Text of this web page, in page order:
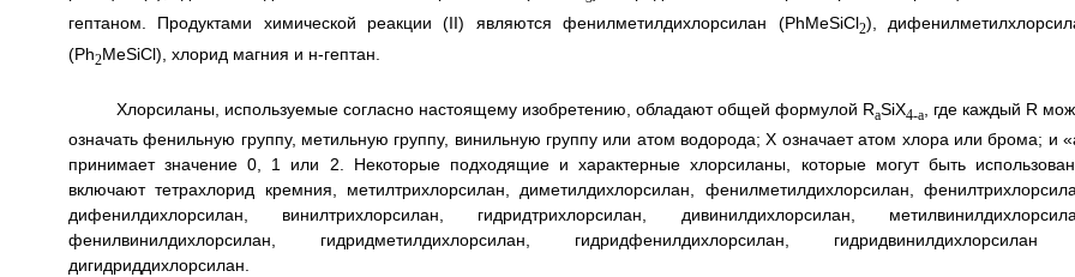
гептаном. Продуктами химической реакции (II) являются фенилметилдихлорсилан (PhMeSiCl2),
(Ph2MeSiCl), хлорид магния и н-гептан.
Хлорсиланы, используемые согласно настоящему изобретению, обладают общей формулой RaSiX4-a, где каждый R
означать фенильную группу, метильную группу, винильную группу или атом водорода; X означает атом хлора или брома; и
принимает значение 0, 1 или 2. Некоторые подходящие и характерные хлорсиланы, которые могут быть
включают тетрахлорид кремния, метилтрихлорсилан, диметилдихлорсилан, фенилметилдихлорсилан,
дифенилдихлорсилан, винилтрихлорсилан, гидридтрихлорсилан, дивинилдихлорсилан,
фенилвинилдихлорсилан, гидридметилдихлорсилан, гидридфенилдихлорсилан,
дигидриддихлорсилан.